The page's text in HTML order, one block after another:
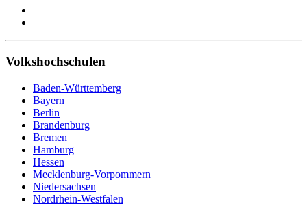
Volkshochschulen
Baden-Württemberg
Bayern
Berlin
Brandenburg
Bremen
Hamburg
Hessen
Mecklenburg-Vorpommern
Niedersachsen
Nordrhein-Westfalen